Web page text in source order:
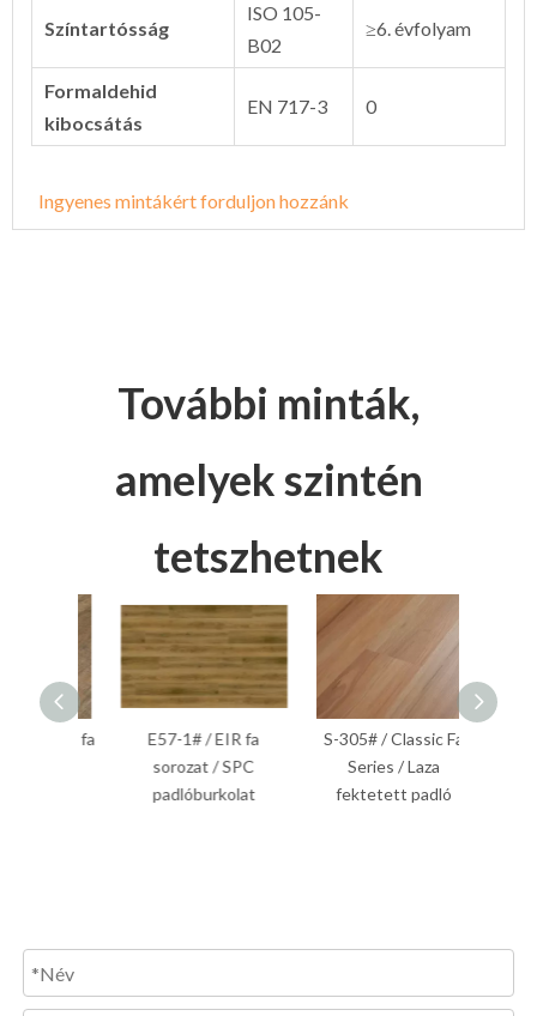
Színtartósság
ISO 105-
B02
≥6. évfolyam
Formaldehid
kibocsátás
EN 717-3 0
Ingyenes mintákért forduljon hozzánk
További minták,
amelyek szintén
tetszhetnek
E57-1# / EIR fa
sorozat / SPC
padlóburkolat
S-305# / Classic Fa
Series / Laza
fektetett padló